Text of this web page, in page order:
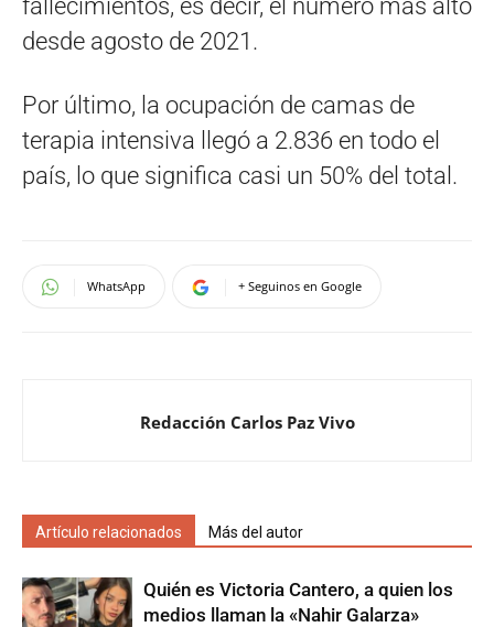
fallecimientos, es decir, el número más alto
desde agosto de 2021.
Por último, la ocupación de camas de
terapia intensiva llegó a 2.836 en todo el
país, lo que significa casi un 50% del total.
WhatsApp + Seguinos en Google
Redacción Carlos Paz Vivo
Artículo relacionados Más del autor
Quién es Victoria Cantero, a quien los
medios llaman la «Nahir Galarza»